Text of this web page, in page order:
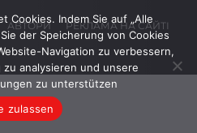
АВТОРИ РЕКЛАМА НА САЙТІ
Cookies. Indem Sie auf „Alle
der Speicherung von Cookies
Navigation zu verbessern,
analysieren und unsere
zu unterstützen
zulassen